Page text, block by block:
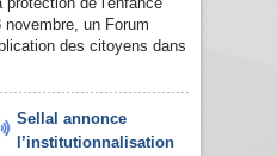
un Forum
des citoyens dans
Sellal annonce
l’institutionnalisation